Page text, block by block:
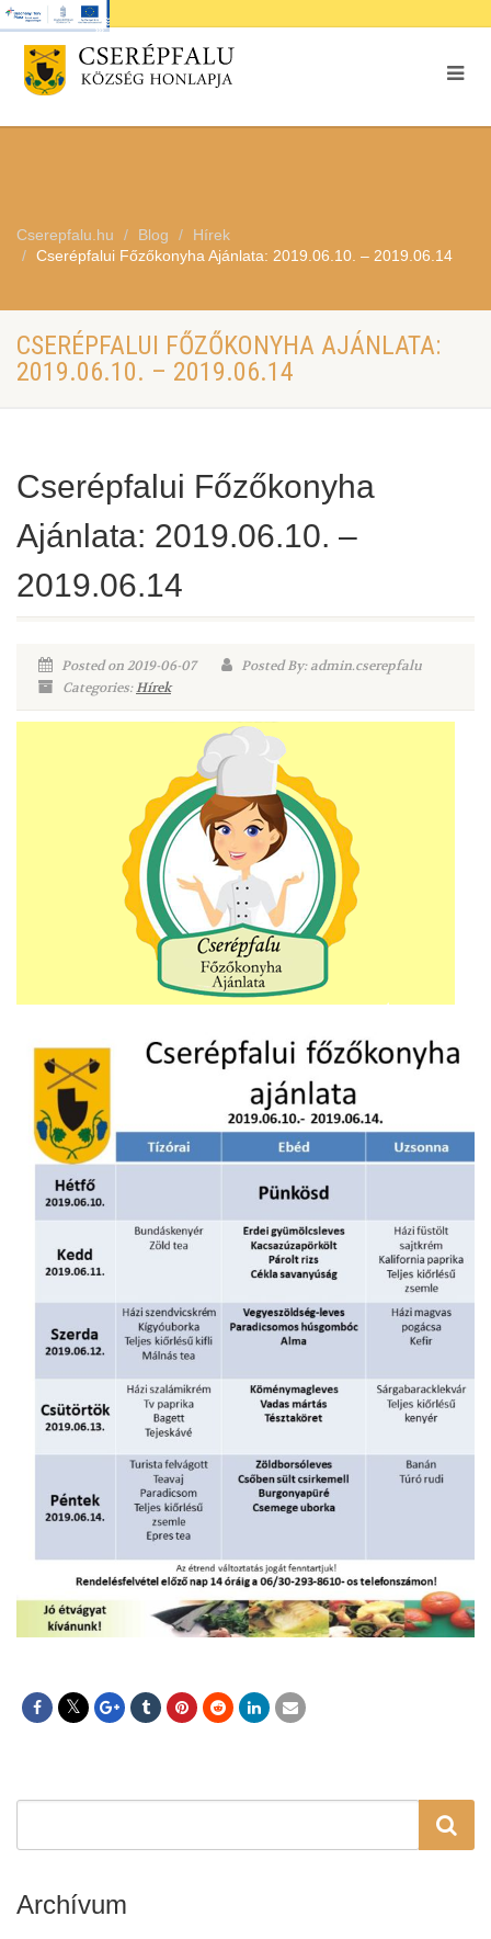
Cserepfalu.hu Blog
Hírek
Cserépfalui Főzőkonyha Ajánlata: 2019.06.10. – 2019.06.14
CSERÉPFALUI FŐZŐKONYHA AJÁNLATA:
2019.06.10. – 2019.06.14
Cserépfalui Főzőkonyha
Ajánlata: 2019.06.10. –
2019.06.14
Posted on 2019-06-07
Posted By: admin.cserepfalu
Categories:Hírek
Archívum